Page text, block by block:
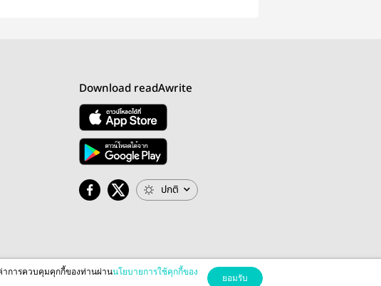
Download readAwrite
ปกติ
Limited
าการควบคุมคุกกี้ของท่านผ่านนโยบายการใช้คุกกี้ของ
ยอมรับ